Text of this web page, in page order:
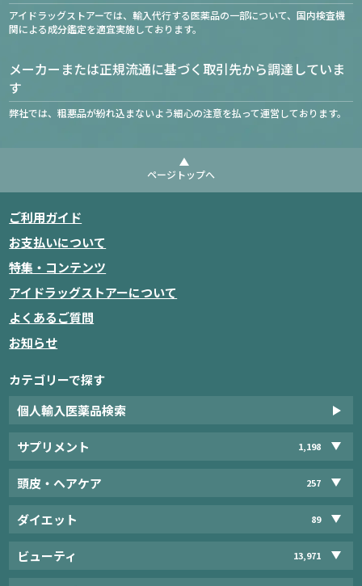
アイドラッグストアーでは、輸入代行する医薬品の一部について、国内検査機
関による成分鑑定を適宜実施しております。
メーカーまたは正規流通に基づく取引先から調達していま
す
弊社では、粗悪品が紛れ込まないよう細心の注意を払って運営しております。
ページトップへ
ご利用ガイド
お支払いについて
特集・コンテンツ
アイドラッグストアーについて
よくあるご質問
お知らせ
カテゴリーで探す
個人輸入医薬品検索
サプリメント 1,198
頭皮・ヘアケア 257
ダイエット 89
ビューティ 13,971